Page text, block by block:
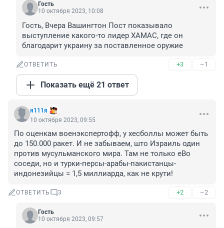
Гость
10 октября 2023, 10:08
Гость, Вчера Вашингтон Пост показывало
выступление какого-то лидер ХАМАС, где он
благодарит украину за поставленное оружие
ОТВЕТИТЬ +3 –1
Показать ещё 21 ответ
я111я
10 октября 2023, 09:55
По оценкам военэкспертофф, у хесболлы может быть
до 150.000 ракет. И не забываем, што Израиль один
против мусульманского мира. Там не только еВо
соседи, но и турки-персы-арабы-пакистанцы-
индонезийцы = 1,5 миллиарда, как не крути!
ОТВЕТИТЬ 3 +2 –2
Гость
10 октября 2023, 09:57